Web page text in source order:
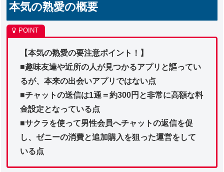
本気の熟愛の概要
【本気の熟愛の要注意ポイント！】
■趣味友達や近所の人が見つかるアプリと謳ってい
るが、本来の出会いアプリではない点
■チャットの送信は1通＝約300円と非常に高額な料
金設定となっている点
■サクラを使って男性会員へチャットの返信を促
し、ゼニーの消費と追加購入を狙った運営をして
いる点